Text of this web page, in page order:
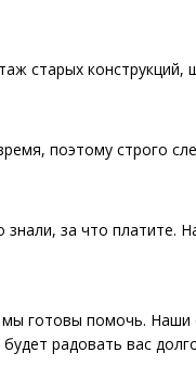
старых конструкций,
поэтому строго
за что платите.
готовы помочь. Наши
радовать вас